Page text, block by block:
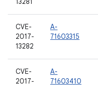
CVE-
2017-
13282
A-
71603315
CVE-
2017-
A-
71603410